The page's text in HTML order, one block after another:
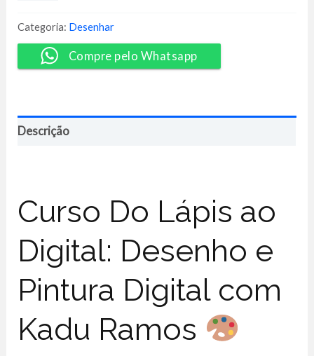
ao
Digital
-
Categoria: Desenhar
Compre pelo Whatsapp
Descrição
Curso Do Lápis ao
Digital: Desenho e
Pintura Digital com
Kadu Ramos